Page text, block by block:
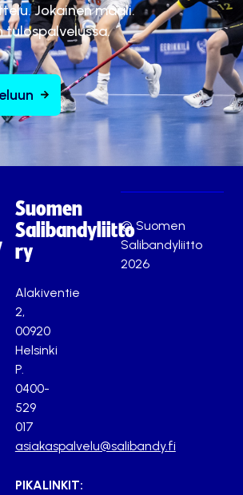
Jokainen maali.
tulospalvelussa.
Suomen
Salibandyliitto
ry
Alakiventie
2,
00920
Helsinki
P.
0400-
529
017
asiakaspalvelu@salibandy.fi
PIKALINKIT:
© Suomen
Salibandyliitto
2026